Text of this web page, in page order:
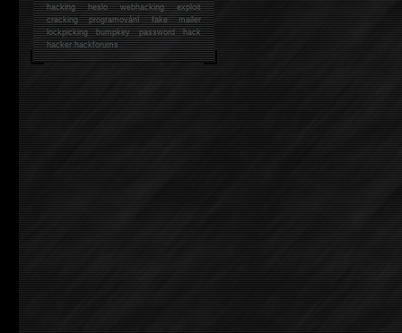
hacking heslo webhacking exploit
cracking programování fake mailer
lockpicking bumpkey password hack
hackerhackforums